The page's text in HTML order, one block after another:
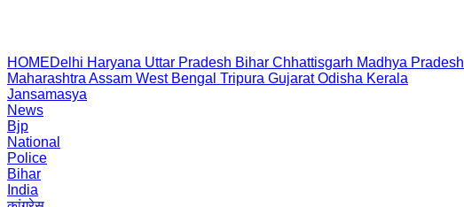
HOMEDelhi Haryana Uttar Pradesh Bihar Chhattisgarh Madhya Pradesh
Maharashtra Assam West Bengal Tripura Gujarat Odisha Kerala
Jansamasya
News
Bjp
National
Police
Bihar
India